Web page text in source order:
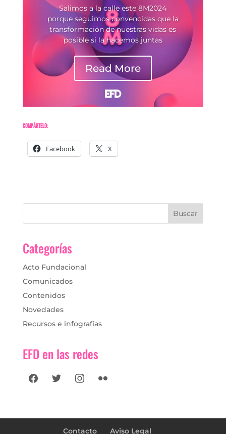
Salimos a la calle este 8M2024
porque seguimos convencidas que la
transformación de nuestras vidas es
posible si la hacemos juntas
Read More
Compártelo:
Facebook X
Categorías
Acto Fundacional
Comunicados
Contenidos
Novedades
Recursos e infografías
EFD en las redes
facebooktwitter instagram
Contacto Aviso Legal